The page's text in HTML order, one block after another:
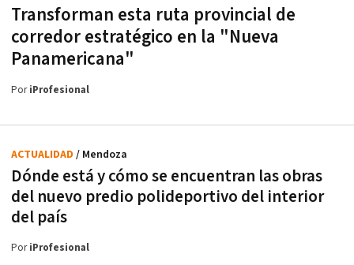
Transforman esta ruta provincial de
corredor estratégico en la "Nueva
Panamericana"
PoriProfesional
Dónde está y cómo se encuentran las obras
del nuevo predio polideportivo del interior
del país
ACTUALIDAD / Mendoza
PoriProfesional